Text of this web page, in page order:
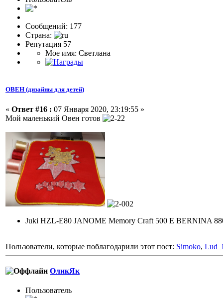
Сообщений: 177
Страна:
Репутация 57
Мое имя: Светлана
ОВЕН (дизайны для детей)
« Ответ #16 : 07 Января 2020, 23:19:55 »
Мой маленький Овен готов
Juki HZL-E80 JANOME Memory Craft 500 E BERNINA
Пользователи, которые поблагодарили этот пост: Simoko,
ОликЯк
Пользовaтeль